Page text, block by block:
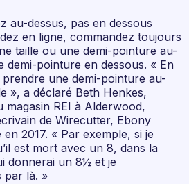
au-dessus, pas en dessous
en ligne, commandez toujours
taille ou une demi-pointure au-
demi-pointure en dessous. « En
prendre une demi-pointure au-
», a déclaré Beth Henkes,
magasin REI à Alderwood,
de Wirecutter, Ebony
2017. « Par exemple, si je
est mort avec un 8, dans la
donnerai un 8½ et je
par là. »